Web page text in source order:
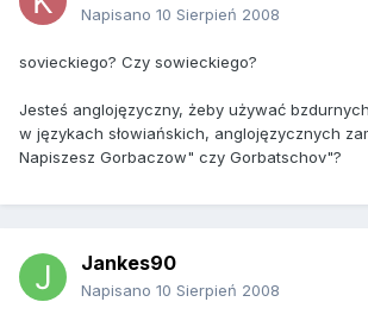
Napisano 10 Sierpień 2008
sovieckiego? Czy sowieckiego?
Jesteś anglojęzyczny, żeby używać
w językach słowiańskich, anglojęzycznych
Napiszesz Gorbaczow" czy Gorbatschov"?
Jankes90
Napisano 10 Sierpień 2008